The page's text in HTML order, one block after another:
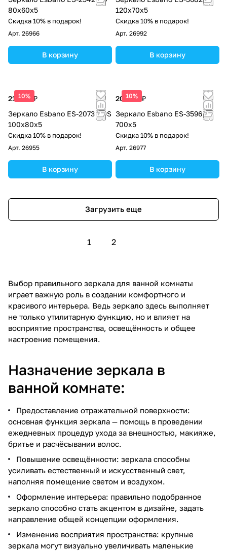
80х60х5
Скидка 10% в подарок!
Арт. 26966
В корзину
120х70х5
Скидка 10% в подарок!
Арт. 26992
В корзину
10%
21 080 ₽
Зеркало Esbano ES-2073 KDS
100х80х5
Скидка 10% в подарок!
Арт. 26955
В корзину
10%
20 400 ₽
Зеркало Esbano ES-3596 YD
700х5
Скидка 10% в подарок!
Арт. 26977
В корзину
Загрузить еще
1 2
Выбор правильного зеркала для ванной комнаты
играет важную роль в создании комфортного и
красивого интерьера. Ведь зеркало здесь выполняет
не только утилитарную функцию, но и влияет на
восприятие пространства, освещённость и общее
настроение помещения.
Назначение зеркала в
ванной комнате:
Предоставление отражательной поверхности:
основная функция зеркала — помощь в проведении
ежедневных процедур ухода за внешностью, макияже,
бритье и расчёсывании волос.
Повышение освещённости: зеркала способны
усиливать естественный и искусственный свет,
наполняя помещение светом и воздухом.
Оформление интерьера: правильно подобранное
зеркало способно стать акцентом в дизайне, задать
направление общей концепции оформления.
Изменение восприятия пространства: крупные
зеркала могут визуально увеличивать маленькие